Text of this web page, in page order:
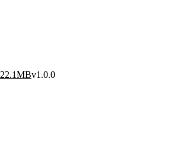
22.1MBv1.0.0